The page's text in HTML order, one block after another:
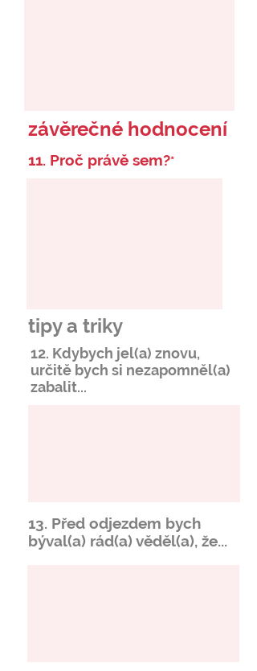
závěrečné hodnocení
11. Proč právě sem?*
tipy a triky
12. Kdybych jel(a) znovu,
určitě bych si nezapomněl(a)
zabalit...
13. Před odjezdem bych
býval(a) rád(a) věděl(a), že...